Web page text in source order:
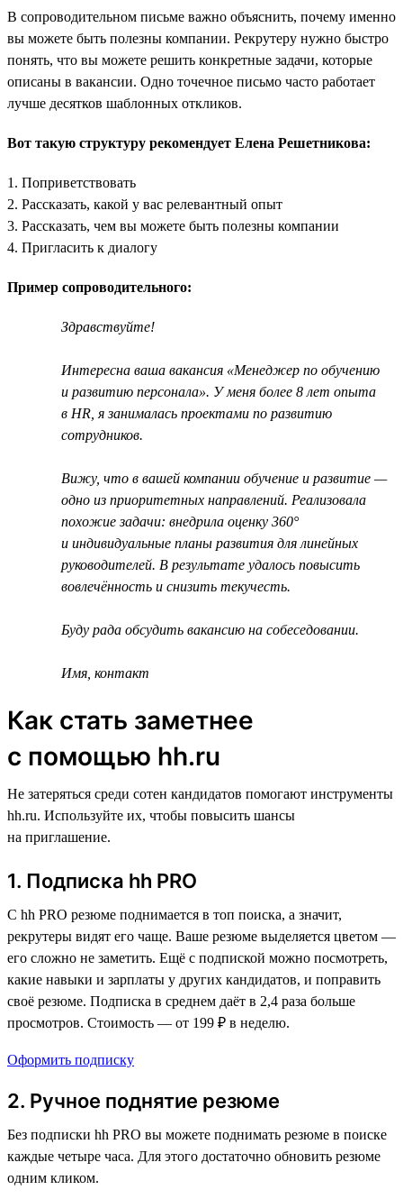
В сопроводительном письме важно объяснить, почему именно
вы можете быть полезны компании. Рекрутеру нужно быстро
понять, что вы можете решить конкретные задачи, которые
описаны в вакансии. Одно точечное письмо часто работает
лучше десятков шаблонных откликов.
Вот такую структуру рекомендует Елена Решетникова:
1. Поприветствовать
2. Рассказать, какой у вас релевантный опыт
3. Рассказать, чем вы можете быть полезны компании
4. Пригласить к диалогу
Пример сопроводительного:
Здравствуйте!
Интересна ваша вакансия «Менеджер по обучению
и развитию персонала». У меня более 8 лет опыта
в HR, я занималась проектами по развитию
сотрудников.
Вижу, что в вашей компании обучение и развитие —
одно из приоритетных направлений. Реализовала
похожие задачи: внедрила оценку 360°
и индивидуальные планы развития для линейных
руководителей. В результате удалось повысить
вовлечённость и снизить текучесть.
Буду рада обсудить вакансию на собеседовании.
Имя, контакт
Как стать заметнее
с помощью hh.ru
Не затеряться среди сотен кандидатов помогают инструменты
hh.ru. Используйте их, чтобы повысить шансы
на приглашение.
1. Подписка hh PRO
С hh PRO резюме поднимается в топ поиска, а значит,
рекрутеры видят его чаще. Ваше резюме выделяется цветом —
его сложно не заметить. Ещё с подпиской можно посмотреть,
какие навыки и зарплаты у других кандидатов, и поправить
своё резюме. Подписка в среднем даёт в 2,4 раза больше
просмотров. Стоимость — от 199 ₽ в неделю.
Оформить подписку
2. Ручное поднятие резюме
Без подписки hh PRO вы можете поднимать резюме в поиске
каждые четыре часа. Для этого достаточно обновить резюме
одним кликом.